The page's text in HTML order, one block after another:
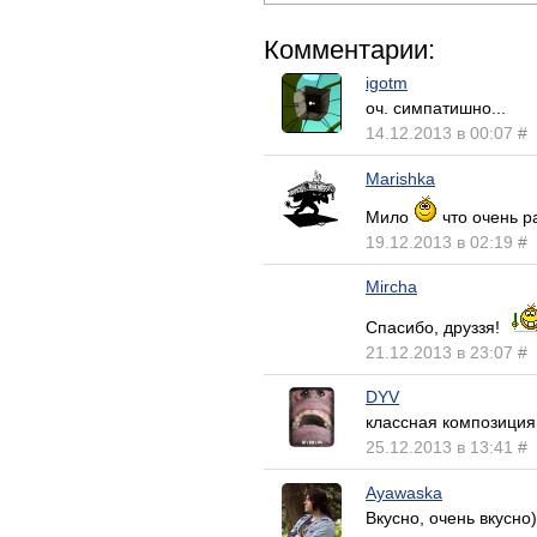
Комментарии:
igotm
оч. симпатишно...
14.12.2013 в 00:07 #
Marishka
Мило
что очень
19.12.2013 в 02:19 #
Mircha
Спасибо, друззя!
21.12.2013 в 23:07 #
DYV
классная композиция
25.12.2013 в 13:41 #
Ayawaska
Вкусно, очень вкусно)